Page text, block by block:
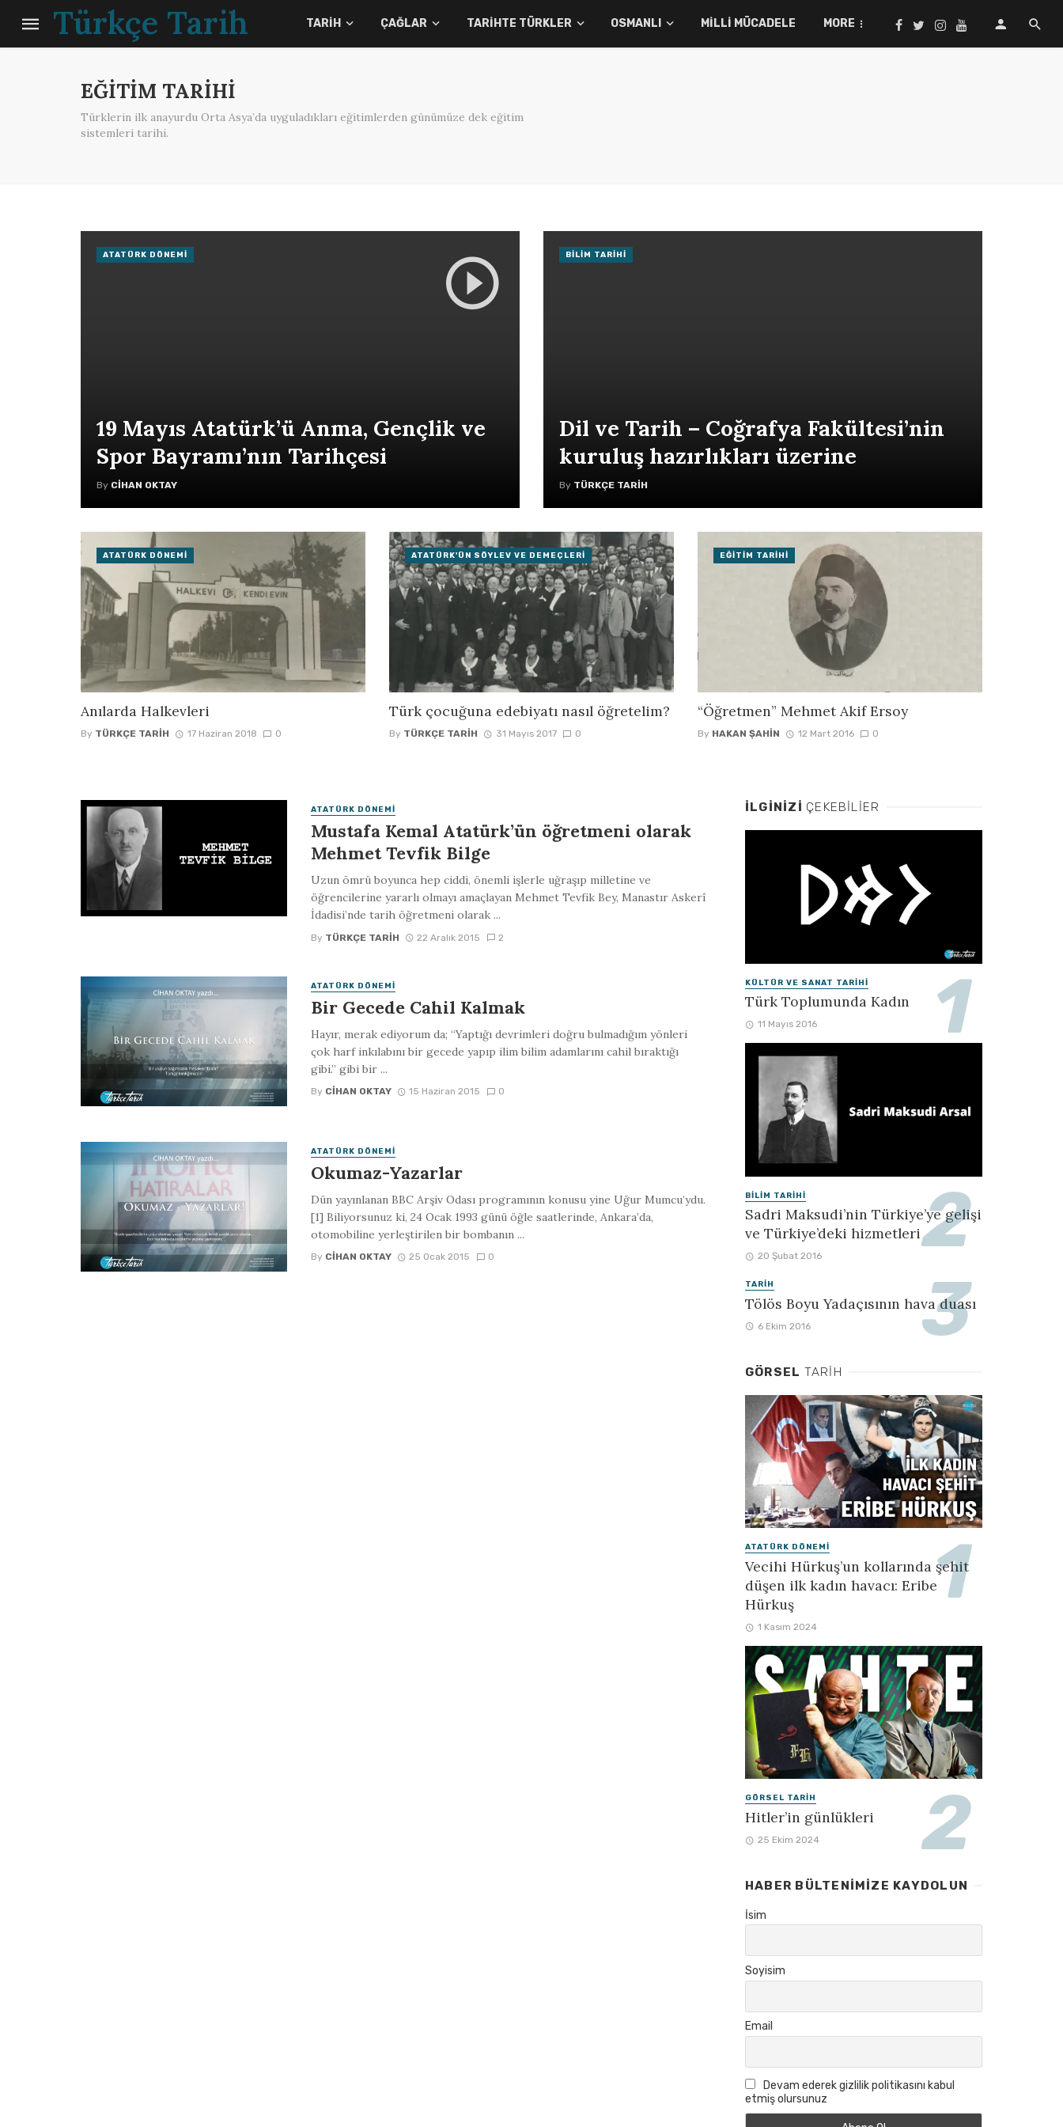
Türkçe Tarih TARIH ÇAĞLAR TARIHTE TÜRKLER OSMANLI MILLI MÜCADELE MORE
EĞITIM TARIHI
Türklerin ilk anayurdu Orta Asya’da uyguladıkları eğitimlerden günümüze dek eğitim
sistemleri tarihi.
19 Mayıs Atatürk’ü Anma, Gençlik ve
Spor Bayramı’nın Tarihçesi
By CIHAN OKTAY
ATATÜRK DÖNEMI
Dil ve Tarih – Coğrafya Fakültesi’nin
kuruluş hazırlıkları üzerine
By TÜRKÇE TARIH
BILIM TARIHI
Anılarda Halkevleri
By TÜRKÇE TARIH 17 Haziran 2018 0
ATATÜRK DÖNEMI
Türk çocuğuna edebiyatı nasıl öğretelim?
By TÜRKÇE TARIH 31 Mayıs 2017 0
ATATÜRK'ÜN SÖYLEV VE DEMEÇLERI
“Öğretmen” Mehmet Akif Ersoy
By HAKAN ŞAHIN 12 Mart 2016 0
EĞITIM TARIHI
ATATÜRK DÖNEMI
Mustafa Kemal Atatürk’ün öğretmeni olarak
Mehmet Tevfik Bilge
Uzun ömrü boyunca hep ciddi, önemli işlerle uğraşıp milletine ve
öğrencilerine yararlı olmayı amaçlayan Mehmet Tevfik Bey, Manastır Askerî
İdadisi’nde tarih öğretmeni olarak ...
By TÜRKÇE TARIH 22 Aralık 2015 2
ATATÜRK DÖNEMI
Bir Gecede Cahil Kalmak
Hayır, merak ediyorum da; “Yaptığı devrimleri doğru bulmadığım yönleri
çok harf inkılabını bir gecede yapıp ilim bilim adamlarını cahil bıraktığı
gibi.” gibi bir ...
By CIHAN OKTAY 15 Haziran 2015 0
ATATÜRK DÖNEMI
Okumaz-Yazarlar
Dün yayınlanan BBC Arşiv Odası programının konusu yine Uğur Mumcu’ydu.
[1] Biliyorsunuz ki, 24 Ocak 1993 günü öğle saatlerinde, Ankara’da,
otomobiline yerleştirilen bir bombanın ...
By CIHAN OKTAY 25 Ocak 2015 0
İLGINIZI ÇEKEBILIER
KÜLTÜR VE SANAT TARIHI
Türk Toplumunda Kadın
11 Mayıs 2016
BILIM TARIHI
Sadri Maksudi’nin Türkiye’ye gelişi
ve Türkiye’deki hizmetleri
20 Şubat 2016
TARIH
Tölös Boyu Yadaçısının hava duası
6 Ekim 2016
GÖRSEL TARIH
ATATÜRK DÖNEMI
Vecihi Hürkuş’un kollarında şehit
düşen ilk kadın havacı: Eribe
Hürkuş
1 Kasım 2024
GÖRSEL TARIH
Hitler’in günlükleri
25 Ekim 2024
HABER BÜLTENIMIZE KAYDOLUN
İsim
Soyisim
Email
Devam ederek gizlilik politikasını kabul
etmiş olursunuz